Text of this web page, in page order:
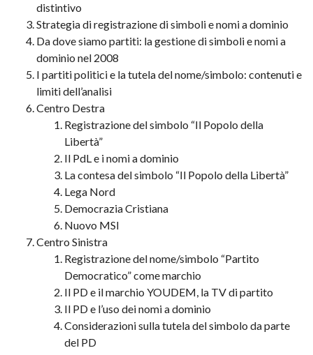
distintivo
Strategia di registrazione di simboli e nomi a dominio
Da dove siamo partiti: la gestione di simboli e nomi a
dominio nel 2008
I partiti politici e la tutela del nome/simbolo: contenuti e
limiti dell’analisi
Centro Destra
Registrazione del simbolo “Il Popolo della
Libertà”
Il PdL e i nomi a dominio
La contesa del simbolo “Il Popolo della Libertà”
Lega Nord
Democrazia Cristiana
Nuovo MSI
Centro Sinistra
Registrazione del nome/simbolo “Partito
Democratico” come marchio
Il PD e il marchio YOUDEM, la TV di partito
Il PD e l’uso dei nomi a dominio
Considerazioni sulla tutela del simbolo da parte
del PD